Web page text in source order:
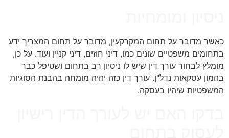
כאשר מדובר על תחום המקרקעין, מדובר על תחום המצריך ידע
בתחומים משפטיים שונים כמו, דיני חוזים, דיני קניין ועוד. על כן,
מומלץ לבחור עורך דין שיש לו ניסיון רב בתחום ושטיפל כבר
בהמון עסקאות נדל"ן. עורך דין כזה יהיה מומחה בהבנת הסוגיות
המשפטיות שיהיו בעסקה.